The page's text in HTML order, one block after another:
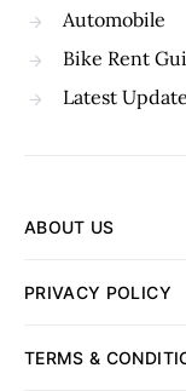
Automobile
Bike Rent
Latest
ABOUT US
PRIVACY POLICY
TERMS &